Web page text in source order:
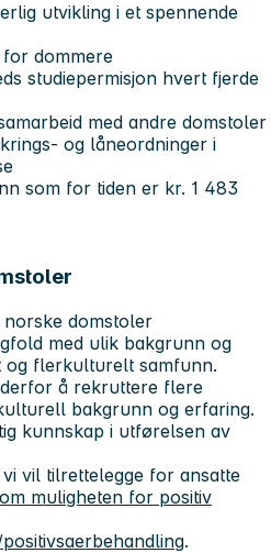
utvikling i et spennende
dommere
studiepermisjon hvert fjerde
med andre domstoler
og låneordninger i
som for tiden er kr. 1 483
norske domstoler
med ulik bakgrunn og
og flerkulturelt samfunn.
å rekruttere flere
bakgrunn og erfaring.
kunnskap i utførelsen av
vil tilrettelegge for ansatte
muligheten for positiv
.